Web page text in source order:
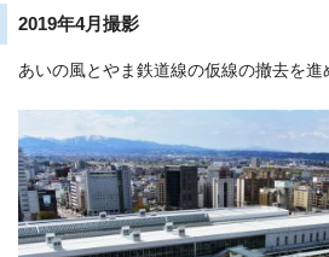
2019年4月撮影
あいの風とやま鉄道線の仮線の撤去を進